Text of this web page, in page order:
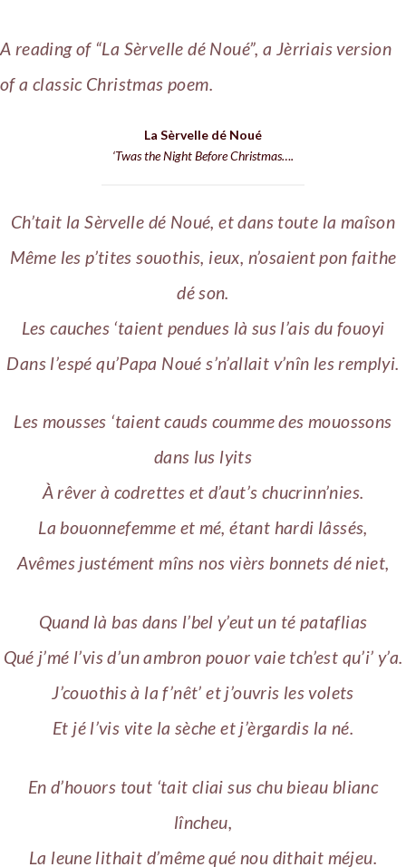
A reading of “La Sèrvelle dé Noué”, a Jèrriais version
of a classic Christmas poem.
La Sèrvelle dé Noué
‘Twas the Night Before Christmas….
Ch’tait la Sèrvelle dé Noué, et dans toute la maîson
Même les p’tites souothis, ieux, n’osaient pon faithe
dé son.
Les cauches ‘taient pendues là sus l’ais du fouoyi
Dans l’espé qu’Papa Noué s’n’allait v’nîn les remplyi.
Les mousses ‘taient cauds coumme des mouossons
dans lus lyits
À rêver à codrettes et d’aut’s chucrinn’nies.
La bouonnefemme et mé, étant hardi lâssés,
Avêmes justément mîns nos vièrs bonnets dé niet,
Quand là bas dans l’bel y’eut un té pataflias
Qué j’mé l’vis d’un ambron pouor vaie tch’est qu’i’ y’a.
J’couothis à la f’nêt’ et j’ouvris les volets
Et jé l’vis vite la sèche et j’èrgardis la né.
En d’houors tout ‘tait cliai sus chu bieau blianc
lîncheu,
La leune lithait d’même qué nou dithait méjeu.